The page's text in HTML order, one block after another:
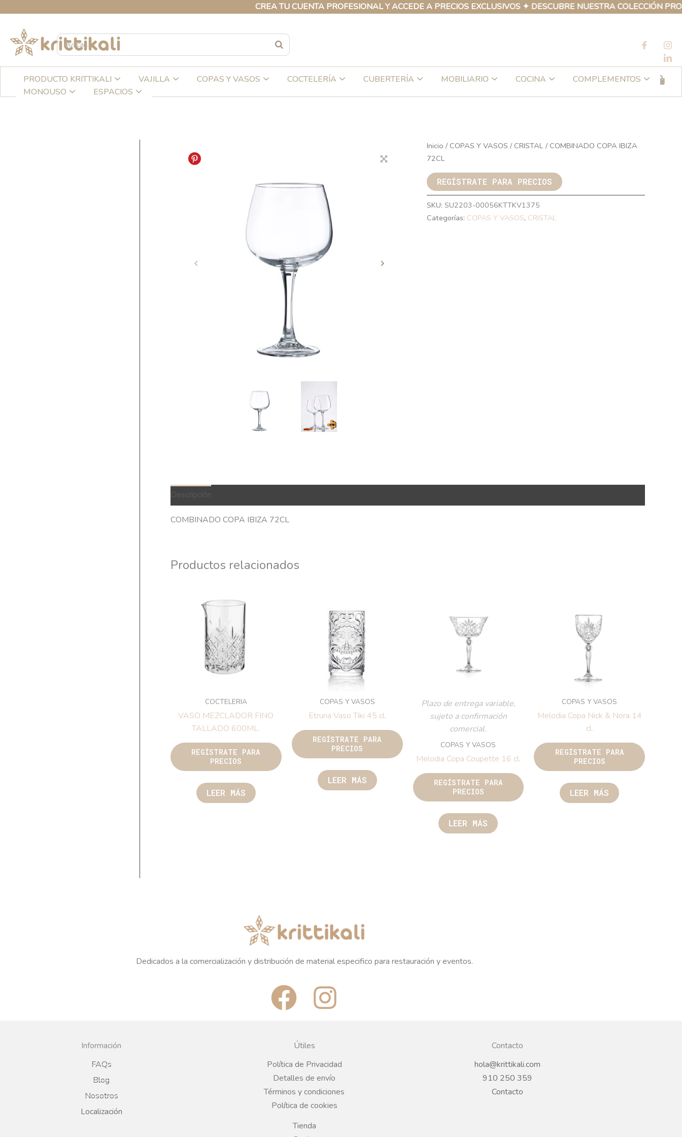
CREA TU CUENTA PROFESIONAL Y ACCEDE A PRECIOS EXCLUSIVOS ✦ DESCUBRE NUESTRA COLECCIÓN PROPIA
contenido
PRODUCTO KRITTIKALI VAJILLA COPAS Y VASOS COCTELERÍA CUBERTERÍA MOBILIARIO COCINA
COMPLEMENTOS
MONOUSO
ESPACIOS
Inicio / COPAS Y VASOS / CRISTAL/ COMBINADO COPA IBIZA
72CL
REGÍSTRATE PARA PRECIOS
SKU: SU2203-00056KTTKV1375
Categorías: COPAS Y VASOS, CRISTAL
COMBINADO COPA IBIZA 72CL
Productos relacionados
COCTELERIA
VASO MEZCLADOR FINO
TALLADO 600ML.
REGÍSTRATE PARA
PRECIOS
LEER MÁS
COPAS Y VASOS
Etruria Vaso Tiki 45 cl.
REGÍSTRATE PARA
PRECIOS
LEER MÁS
Plazo de entrega variable,
sujeto a confirmación
comercial.
COPAS Y VASOS
Melodia Copa Coupette 16 cl.
REGÍSTRATE PARA
PRECIOS
LEER MÁS
COPAS Y VASOS
Melodia Copa Nick & Nora 14
cl.
REGÍSTRATE PARA
PRECIOS
LEER MÁS
Dedicados a la comercialización y distribución de material especifico para restauración y eventos.
F
a
c
e
b
o
I
n
t
a
Información
FAQs
Blog
Nosotros
Localización
Útiles
Política de Privacidad
Detalles de envío
Términos y condiciones
Política de cookies
Tienda
Contacto
hola@krittikali.com
910 250 359
Contacto